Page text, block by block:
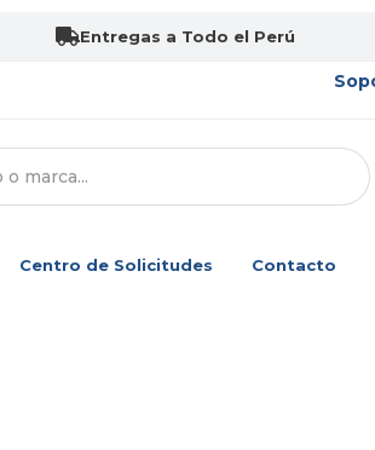
Entregas a Todo el Perú
Centro de Solicitudes Contacto